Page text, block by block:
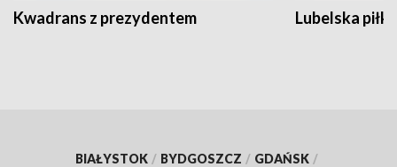
Kwadrans z prezydentem Lubelska piłka
BIAŁYSTOK / BYDGOSZCZ / GDAŃSK /